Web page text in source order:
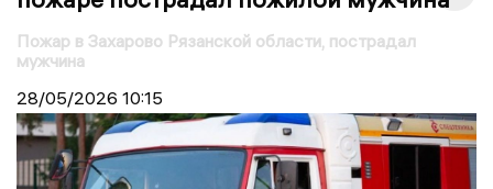
Пожар в Захарово Рязанской области, пострадал
мужчина
28/05/2026 10:15